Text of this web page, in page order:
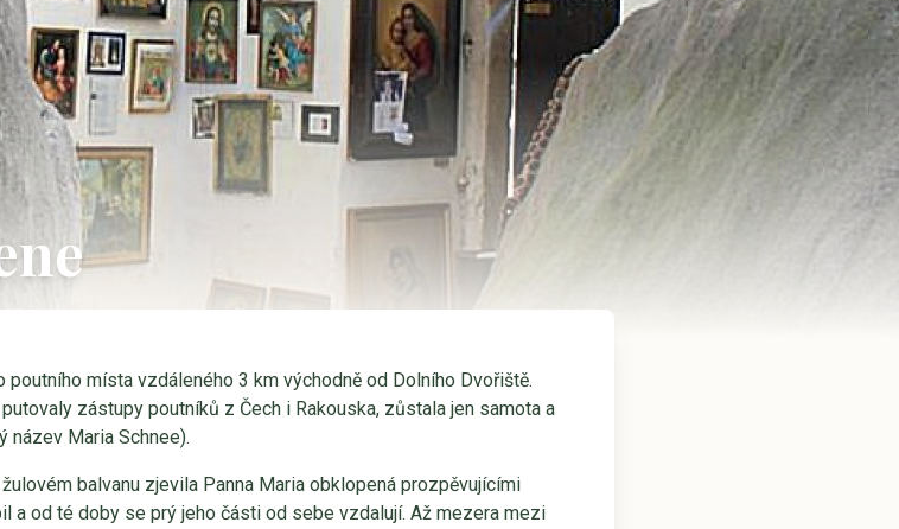
místa vzdáleného 3 km východně od Dolního Dvořiště.
zástupy poutníků z Čech i Rakouska, zůstala jen samota a
název Maria Schnee).
balvanu zjevila Panna Maria obklopená prozpěvujícími
a od té doby se prý jeho části od sebe vzdalují. Až mezera mezi